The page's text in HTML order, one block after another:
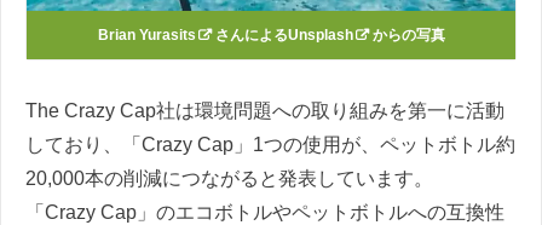
Brian Yurasits さんによるUnsplash からの写真
The Crazy Cap社は環境問題への取り組みを第一に活動
しており、「Crazy Cap」1つの使用が、ペットボトル約
20,000本の削減につながると発表しています。
「Crazy Cap」のエコボトルやペットボトルへの互換性